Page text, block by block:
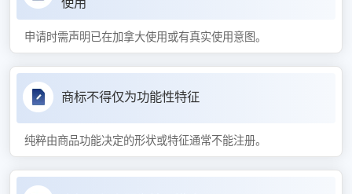
申请时需声明已在加拿大使用或有真实使用意图。
商标不得仅为功能性特征
纯粹由商品功能决定的形状或特征通常不能注册。